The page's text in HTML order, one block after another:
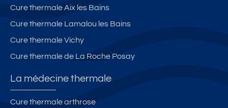
Cure thermale Aix les Bains
Cure thermale Lamalou les Bains
Cure thermale Vichy
Cure thermale de La Roche Posay
La médecine thermale
Cure thermale arthrose